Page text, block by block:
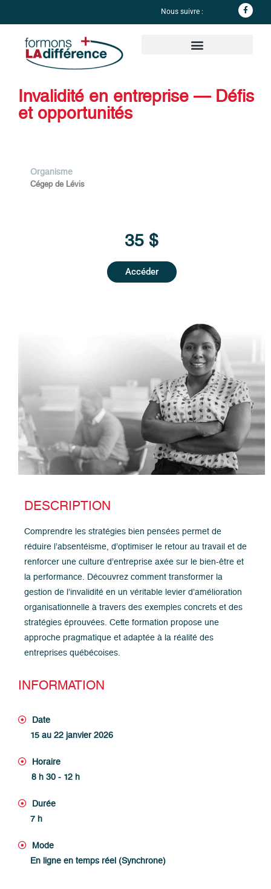
Nous suivre :
Invalidité en entreprise — Défis
et opportunités
Organisme
Cégep de Lévis
35 $
Accéder
DESCRIPTION
Comprendre les stratégies bien pensées permet de
réduire l’absentéisme, d’optimiser le retour au travail et de
renforcer une culture d’entreprise axée sur le bien-être et
la performance. Découvrez comment transformer la
gestion de l’invalidité en un véritable levier d’amélioration
organisationnelle à travers des exemples concrets et des
stratégies éprouvées. Cette formation propose une
approche pragmatique et adaptée à la réalité des
entreprises québécoises.
INFORMATION
Date
15 au 22 janvier 2026
Horaire
8 h 30 - 12 h
Durée
7 h
Mode
En ligne en temps réel (Synchrone)